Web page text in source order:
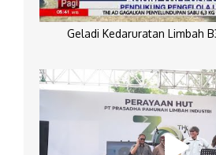
Geladi Kedaruratan Limbah